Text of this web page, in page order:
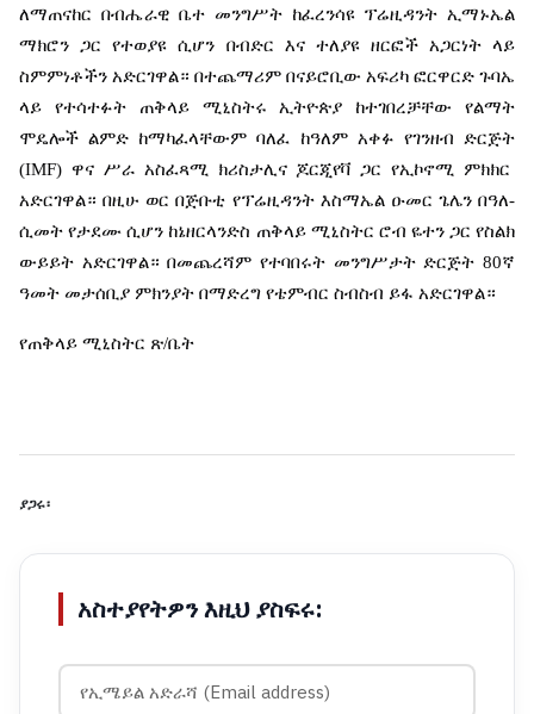
ለማጠናከር በብሔራዊ ቤተ መንግሥት ከፈረንሳዩ ፕሬዚዳንት ኢማኑኤል
ማክሮን ጋር የተወያዩ ሲሆን በብድር እና ተለያዩ ዘርፎች አጋርነት ላይ
ስምምነቶችን አድርገዋል። በተጨማሪም በናይሮቢው አፍሪካ ፎርዋርድ ጉባኤ
ላይ
የተሳተፉት ጠቅላይ ሚኒስትሩ ኢትዮጵያ ከተገበረቻቸው
የልማት
ሞዴሎች ልምድ ከማካፈላቸውም ባለፈ ከዓለም አቀፉ የገንዘብ ድርጅት
(IMF) ዋና ሥራ አስፈጻሚ ክሪስታሊና ጆርጂየቫ ጋር የኢኮኖሚ ምክክር
አድርገዋል። በዚሁ ወር በጅቡቲ የፕሬዚዳንት እስማኤል ዑመር ጌሌን በዓለ-
ሲመት የታደሙ ሲሆን ከኔዘርላንድስ ጠቅላይ ሚኒስትር ሮብ ዬተን ጋር የስልክ
ውይይት አድርገዋል። በመጨረሻም የተባበሩት መንግሥታት ድርጅት 80ኛ
ዓመት መታሰቢያ ምክንያት በማድረግ የቴምብር ስብስብ ይፋ አድርገዋል።
የጠቅላይ ሚኒስትር ጽ/ቤት
ያጋሩ፡
አስተያየትዎን እዚህ ያስፍሩ: